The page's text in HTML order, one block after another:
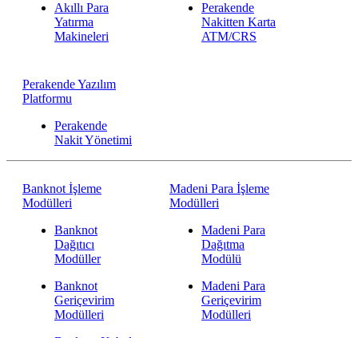
Akıllı Para
Yatırma
Makineleri
Perakende
Nakitten Karta
ATM/CRS
Perakende Yazılım
Platformu
Perakende
Nakit Yönetimi
Banknot İşleme
Modülleri
Banknot
Dağıtıcı
Modüller
Banknot
Geriçevirim
Modülleri
Madeni Para İşleme
Modülleri
Madeni Para
Dağıtma
Modülü
Madeni Para
Geriçevirim
Modülleri